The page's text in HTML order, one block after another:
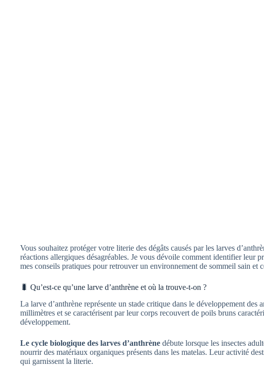
Vous souhaitez protéger votre literie des dégâts causés par les larves
réactions allergiques désagréables. Je vous dévoile comment identifier leur
mes conseils pratiques pour retrouver un environnement de sommeil sain et
🐛 Qu’est-ce qu’une larve d’anthrène et où la trouve-t-on ?
La larve d’anthrène représente un stade critique dans le développement des
millimètres et se caractérisent par leur corps recouvert de poils bruns
développement.
Le cycle biologique des larves d’anthrène débute lorsque les insectes
nourrir des matériaux organiques présents dans les matelas. Leur activité
qui garnissent la literie.